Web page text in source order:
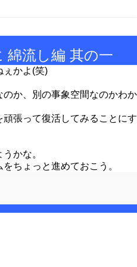
綿流し編 其の一
ぇかよ(笑)
か、別の事象空間なのかわか
張って復活してみることにす
かな。
ちょっと進めておこう。